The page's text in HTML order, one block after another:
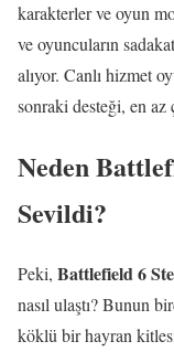
karakterler ve oyun
ve oyuncuların
alıyor. Canlı hizmet
sonraki desteği, en az
Neden
Sevildi?
Peki, Battlefield 6
nasıl ulaştı? Bunun
köklü bir hayran